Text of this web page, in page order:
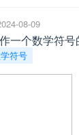
08-09
一个数学符号
符号